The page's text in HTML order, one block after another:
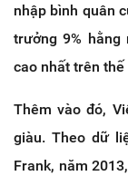
nhập bình quân
trưởng 9%
cao nhất trên thế
Thêm vào đó,
giàu. Theo dữ
Frank, năm